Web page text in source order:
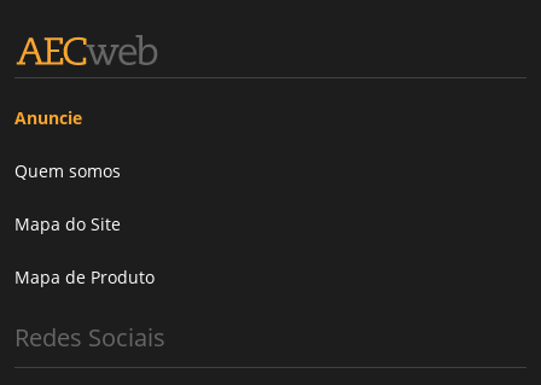
Anuncie
Quem somos
Mapa do Site
Mapa de Produto
Redes Sociais